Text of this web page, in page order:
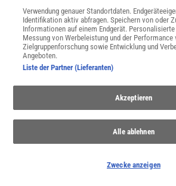
Spektrum.de-Newsletter
JETZT ANMELDEN!
mit Ihren personenbezogenen Daten finden Sie in unserer
SERVICES
Verwendung genauer Standortdaten.
Identifikation aktiv abfragen. Speichern von oder
Informationen auf einem Endgerät. Personalisierte
Messung von Werbeleistung und der Performance
Zielgruppenforschung sowie Entwicklung und
Angeboten.
Liste der Partner (Lieferanten)
Akzeptieren
Alle ablehnen
Zwecke anzeigen